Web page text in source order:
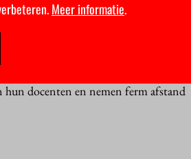
hun bestuur al op om zich uit te
KNAW zagen hier toen
hun docenten en nemen ferm afstand
Meer informatie.